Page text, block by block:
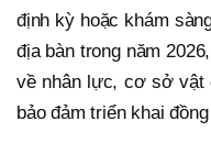
định kỳ hoặc khám
địa bàn trong năm
về nhân lực, cơ sở vật
bảo đảm triển khai